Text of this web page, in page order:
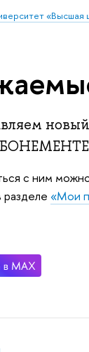
«Высшая
с ним
разделе «Мои